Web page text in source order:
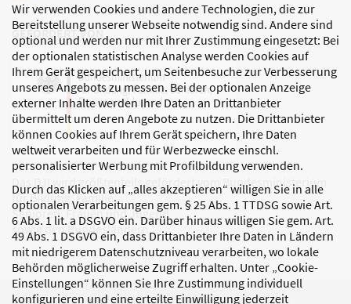
Wir verwenden Cookies und andere Technologien, die zur
Bereitstellung unserer Webseite notwendig sind. Andere sind
optional und werden nur mit Ihrer Zustimmung eingesetzt: Bei
der optionalen statistischen Analyse werden Cookies auf
Ihrem Gerät gespeichert, um Seitenbesuche zur Verbesserung
unseres Angebots zu messen. Bei der optionalen Anzeige
externer Inhalte werden Ihre Daten an Drittanbieter
übermittelt um deren Angebote zu nutzen. Die Drittanbieter
können Cookies auf Ihrem Gerät speichern, Ihre Daten
weltweit verarbeiten und für Werbezwecke einschl.
personalisierter Werbung mit Profilbildung verwenden.
Durch das Klicken auf „alles akzeptieren“ willigen Sie in alle
optionalen Verarbeitungen gem. § 25 Abs. 1 TTDSG sowie Art.
6 Abs. 1 lit. a DSGVO ein. Darüber hinaus willigen Sie gem. Art.
49 Abs. 1 DSGVO ein, dass Drittanbieter Ihre Daten in Ländern
mit niedrigerem Datenschutzniveau verarbeiten, wo lokale
Behörden möglicherweise Zugriff erhalten. Unter „Cookie-
Einstellungen“ können Sie Ihre Zustimmung individuell
konfigurieren und eine erteilte Einwilligung jederzeit
GEFÖRDERT VON
Das DJI wird größtenteils gefördert vom Bundesministerium
für Bildung, Familie,
Senioren, Frauen und Jugend
sowie den Bundesländern.